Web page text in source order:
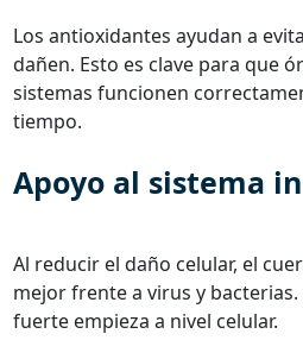
Los antioxidantes ayudan a
dañen. Esto es clave para que
sistemas funcionen
tiempo.
Apoyo al sistema
Al reducir el daño celular, el
mejor frente a virus y
fuerte empieza a nivel celular.